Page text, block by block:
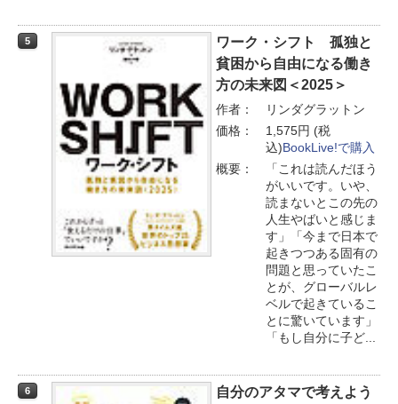
5
ワーク・シフト 孤独と
貧困から自由になる働き
方の未来図＜2025＞
作者：
リンダグラットン
価格：
1,575円 (税
込)BookLive!で購入
概要：
「これは読んだほう
がいいです。いや、
読まないとこの先の
人生やばいと感じま
す」「今まで日本で
起きつつある固有の
問題と思っていたこ
とが、グローバルレ
ベルで起きているこ
とに驚いています」
「もし自分に子ど...
6 自分のアタマで考えよう